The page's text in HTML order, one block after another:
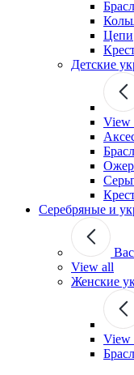
Цепи
Детские
View
Серебряные и
View all
Женские
View